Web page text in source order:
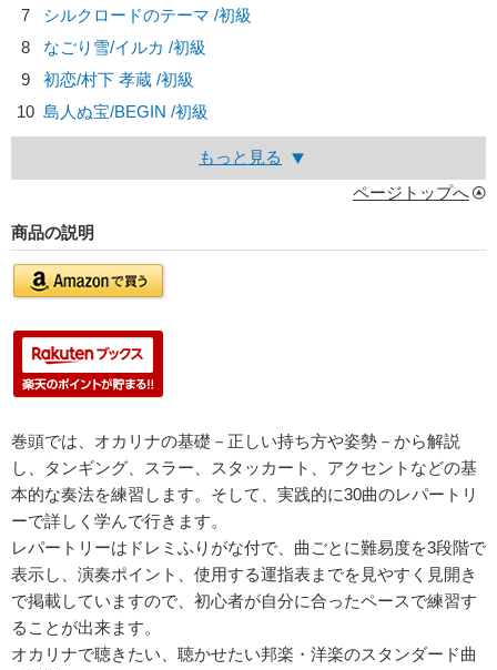
7
シルクロードのテーマ /初級
8
なごり雪/イルカ /初級
9
初恋/村下 孝蔵 /初級
10 島人ぬ宝/BEGIN /初級
もっと見る
ページトップへ
商品の説明
巻頭では、オカリナの基礎－正しい持ち方や姿勢－から解説
し、タンギング、スラー、スタッカート、アクセントなどの基
本的な奏法を練習します。そして、実践的に30曲のレパートリ
ーで詳しく学んで行きます。
レパートリーはドレミふりがな付で、曲ごとに難易度を3段階で
表示し、演奏ポイント、使用する運指表までを見やすく見開き
で掲載していますので、初心者が自分に合ったペースで練習す
ることが出来ます。
オカリナで聴きたい、聴かせたい邦楽・洋楽のスタンダード曲